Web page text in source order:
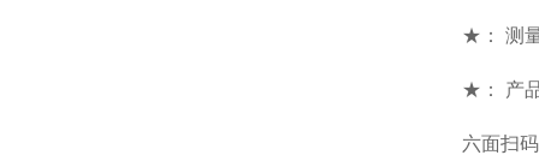
★： 测
★： 产
六面扫